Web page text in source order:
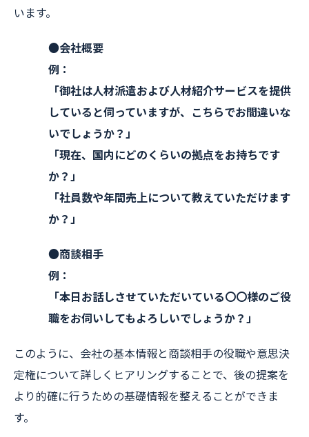
います。
●会社概要
例：
「御社は人材派遣および人材紹介サービスを提供
していると伺っていますが、こちらでお間違いな
いでしょうか？」
「現在、国内にどのくらいの拠点をお持ちです
か？」
「社員数や年間売上について教えていただけます
か？」
●商談相手
例：
「本日お話しさせていただいている〇〇様のご役
職をお伺いしてもよろしいでしょうか？」
このように、会社の基本情報と商談相手の役職や意思決
定権について詳しくヒアリングすることで、後の提案を
より的確に行うための基礎情報を整えることができま
す。